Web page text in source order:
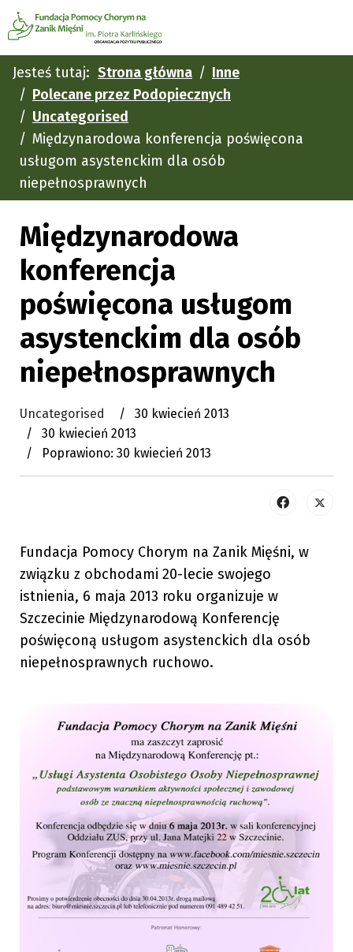
Jesteś tutaj: Strona główna
Inne
Polecane przez Podopiecznych
Uncategorised
Międzynarodowa konferencja poświęcona
usługom asystenckim dla osób
niepełnosprawnych
Międzynarodowa
konferencja
poświęcona usługom
asystenckim dla osób
niepełnosprawnych
Uncategorised
30 kwiecień 2013
30 kwiecień 2013
Poprawiono: 30 kwiecień 2013
Fundacja Pomocy Chorym na Zanik Mięśni, w
związku z obchodami 20-lecie swojego
istnienia, 6 maja 2013 roku organizuje w
Szczecinie Międzynarodową Konferencję
poświęconą usługom asystenckich dla osób
niepełnosprawnych ruchowo.